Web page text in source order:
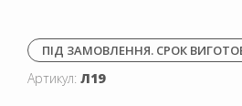
ПІД ЗАМОВЛЕННЯ. СРОК
Артикул: Л19